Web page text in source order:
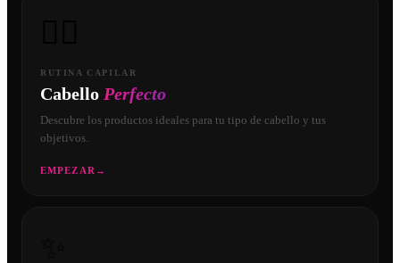
RUTINA CAPILAR
Cabello Perfecto
Descubre los productos ideales para tu tipo de cabello y tus
objetivos.
EMPEZAR →